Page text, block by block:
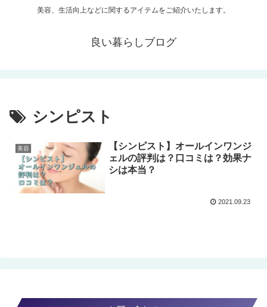
美容、生活向上などに関するアイテムをご紹介いたします。
良い暮らしブログ
シンピスト
美容
【シンピスト】オールインワンジ
ェルの評判は？口コミは？効果ナ
シは本当？
2021.09.23